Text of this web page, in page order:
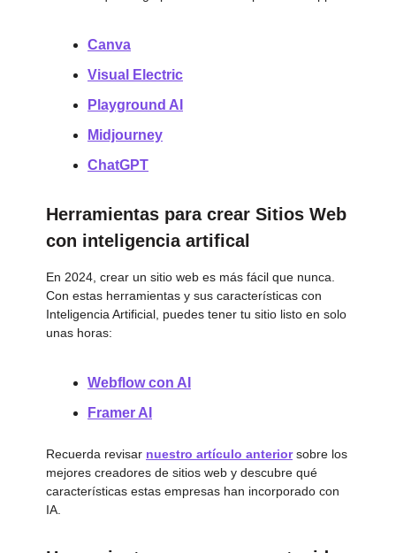
Canva
Visual Electric
Playground AI
Midjourney
ChatGPT
Herramientas para crear Sitios Web
con inteligencia artifical
En 2024, crear un sitio web es más fácil que nunca.
Con estas herramientas y sus características con
Inteligencia Artificial, puedes tener tu sitio listo en solo
unas horas:
Webflow con AI
Framer AI
Recuerda revisar nuestro artículo anteriorsobre los
mejores creadores de sitios web y descubre qué
características estas empresas han incorporado con
IA.